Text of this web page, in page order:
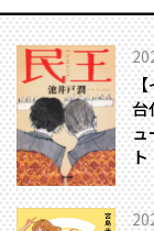
【
台
ュ
ト